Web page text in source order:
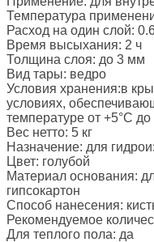
Температура
Расход на один слой:
Время высыхания: 2 ч
Толщина слоя: до 3 мм
Вид тары: ведро
Условия хранения:в
условиях,
температуре от +5°С до
Вес нетто: 5 кг
Назначение: для
Цвет: голубой
Материал основания:
гипсокартон
Способ нанесения:
Рекомендуемое
Для теплого пола: да